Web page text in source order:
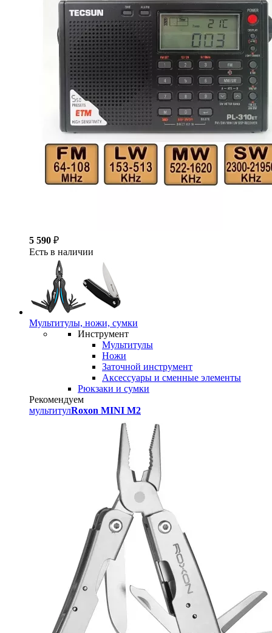
5 590 ₽
Есть в наличии
Мультитулы, ножи, сумки
Инструмент
Мультитулы
Ножи
Заточной инструмент
Аксессуары и сменные элементы
Рюкзаки и сумки
Рекомендуем
мультитулRoxon MINI M2